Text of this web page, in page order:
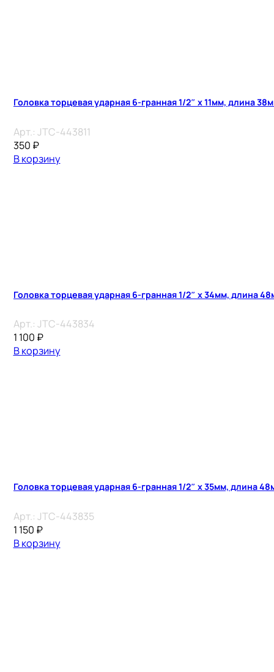
Головка торцевая ударная 6-гранная 1/2″ х 11мм, длина
Арт.: JTC-443811
350 ₽
В корзину
Головка торцевая ударная 6-гранная 1/2″ х 34мм, длина
Арт.: JTC-443834
1 100 ₽
В корзину
Головка торцевая ударная 6-гранная 1/2″ х 35мм, длина
Арт.: JTC-443835
1 150 ₽
В корзину